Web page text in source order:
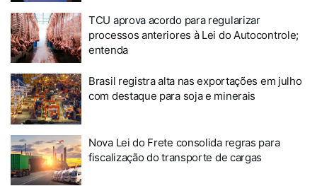
TCU aprova acordo para regularizar
processos anteriores à Lei do Autocontrole;
entenda
Brasil registra alta nas exportações em julho
com destaque para soja e minerais
Nova Lei do Frete consolida regras para
fiscalização do transporte de cargas